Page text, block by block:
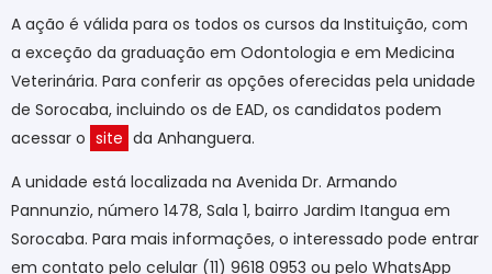
A ação é válida para os todos os cursos da Instituição, com
a exceção da graduação em Odontologia e em Medicina
Veterinária. Para conferir as opções oferecidas pela unidade
de Sorocaba, incluindo os de EAD, os candidatos podem
acessar o site da Anhanguera.
A unidade está localizada na Avenida Dr. Armando
Pannunzio, número 1478, Sala 1, bairro Jardim Itangua em
Sorocaba. Para mais informações, o interessado pode entrar
em contato pelo celular (11) 9618 0953 ou pelo WhatsApp